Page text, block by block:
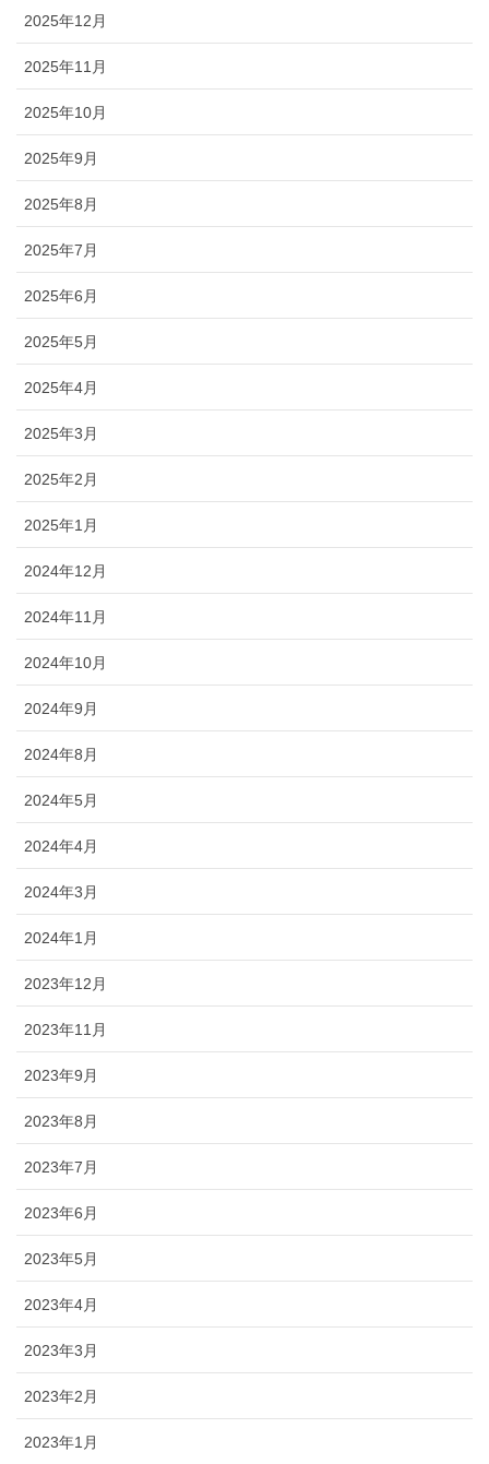
2025年12月
2025年11月
2025年10月
2025年9月
2025年8月
2025年7月
2025年6月
2025年5月
2025年4月
2025年3月
2025年2月
2025年1月
2024年12月
2024年11月
2024年10月
2024年9月
2024年8月
2024年5月
2024年4月
2024年3月
2024年1月
2023年12月
2023年11月
2023年9月
2023年8月
2023年7月
2023年6月
2023年5月
2023年4月
2023年3月
2023年2月
2023年1月